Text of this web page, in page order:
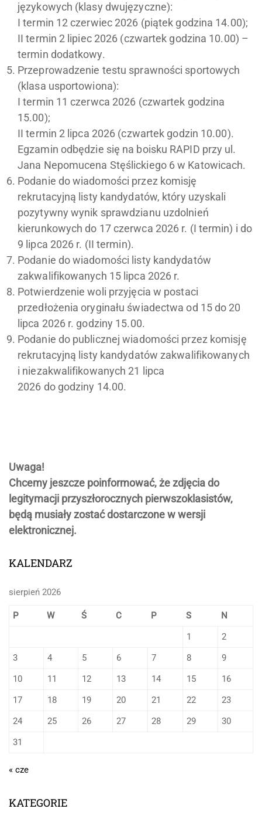
językowych (klasy dwujęzyczne):
I termin 12 czerwiec 2026 (piątek godzina 14.00);
II termin 2 lipiec 2026 (czwartek godzina 10.00) –
termin dodatkowy.
Przeprowadzenie testu sprawności sportowych
(klasa usportowiona):
I termin 11 czerwca 2026 (czwartek godzina
15.00);
II termin 2 lipca 2026 (czwartek godzin 10.00).
Egzamin odbędzie się na boisku RAPID przy ul.
Jana Nepomucena Stęślickiego 6 w Katowicach.
Podanie do wiadomości przez komisję
rekrutacyjną listy kandydatów, który uzyskali
pozytywny wynik sprawdzianu uzdolnień
kierunkowych do 17 czerwca 2026 r. (I termin) i do
9 lipca 2026 r. (II termin).
Podanie do wiadomości listy kandydatów
zakwalifikowanych 15 lipca 2026 r.
Potwierdzenie woli przyjęcia w postaci
przedłożenia oryginału świadectwa od 15 do 20
lipca 2026 r. godziny 15.00.
Podanie do publicznej wiadomości przez komisję
rekrutacyjną listy kandydatów zakwalifikowanych
i niezakwalifikowanych 21 lipca
2026 do godziny 14.00.
Uwaga!
Chcemy jeszcze poinformować, że zdjęcia do
legitymacji przyszłorocznych pierwszoklasistów,
będą musiały zostać dostarczone w wersji
elektronicznej.
KALENDARZ
sierpień 2026
P W Ś C P S
N
1
2
3
4 5 6 7 8
9
10
11 12 13 14 15
16
17
18 19 20 21 22
23
24
25 26 27 28 29
30
31
« cze
KATEGORIE